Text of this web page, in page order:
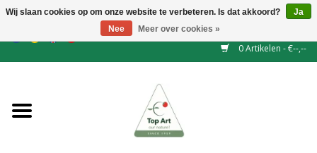
EUR/GBP/CHF
0 Artikelen - €--,--
NIEUW
Wij slaan cookies op om onze website te verbeteren. Is dat akkoord?
Ja
Nee
Meer over cookies »